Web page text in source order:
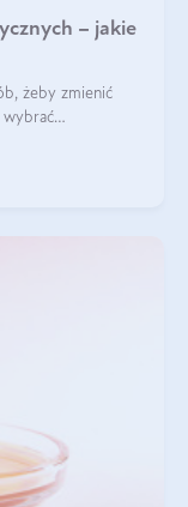
– jakie
żeby zmienić
wybrać